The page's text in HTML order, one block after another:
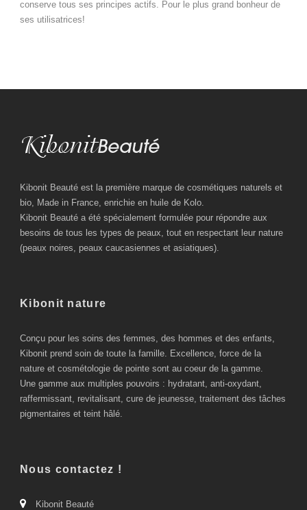
conserve tous ses principes actifs. Pour le plus grand bonheur de
ses utilisatrices!
Kibonit Beauté est la première marque de cosmétiques naturels et
bio, Made in France, enrichie en huile de Kolo.
Kibonit Beauté a été spécialement formulée pour répondre aux
besoins de tous les types de peaux, tout en respectant leur nature
(peaux noires, peaux caucasiennes et asiatiques).
Kibonit nature
Conçu pour les soins des femmes, des hommes et des enfants,
Kibonit prend soin de toute la famille. Excellence, force de la
nature et cosmétologie de pointe sont au coeur de la gamme.
Une gamme aux multiples pouvoirs : hydratant, anti-oxydant,
raffermissant, revitalisant, cure de jeunesse, traitement des tâches
pigmentaires et teint hâlé.
Nous contactez !
Kibonit Beauté